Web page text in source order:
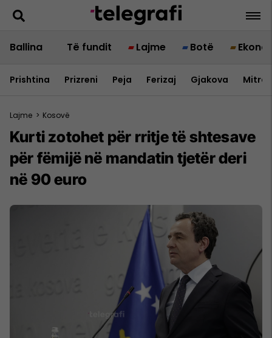
Ballina Të fundit Lajme Botë
Prishtina Prizreni Peja Ferizaj Gjakova
Lajme > Kosovë
Kurti zotohet për rritje të shtesave
për fëmijë në mandatin tjetër deri
në 90 euro